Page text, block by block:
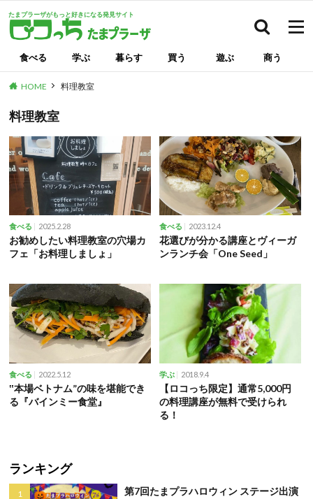
たまプラーザがもっと好きになる発見サイト
食べる 学ぶ 暮らす 買う 遊ぶ 商う
HOME 料理教室
料理教室
食べる 2025.2.28
お勧めしたい料理教室の穴場カ
フェ「お料理しましょ」
食べる 2023.12.4
花選びが分かる講座とヴィーガ
ンランチ会「One Seed」
食べる 2022.5.12
‟本場ベトナム”の味を堪能でき
る『バインミー食堂』
学ぶ 2018.9.4
【ロコっち限定】通常5,000円
の料理講座が無料で受けられ
る！
ランキング
第7回たまプラハロウィン ステージ出演